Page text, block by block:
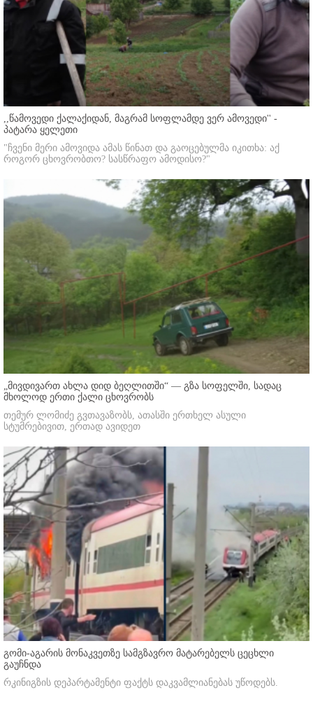
,,წამოვედი ქალაქიდან, მაგრამ სოფლამდე ვერ ამოვედი'' -
პატარა ყელეთი
"ჩვენი მერი ამოვიდა ამას წინათ და გაოცებულმა იკითხა: აქ
როგორ ცხოვრობთო? სასწრაფო ამოდისო?"
„მივდივართ ახლა დიდ ბეღლითში“ — გზა სოფელში, სადაც
მხოლოდ ერთი ქალი ცხოვრობს
თემურ ლომიძე გვთავაზობს, ათასში ერთხელ ასული
სტუმრებივით, ერთად ავიდეთ
გომი-აგარის მონაკვეთზე სამგზავრო მატარებელს ცეცხლი
გაუჩნდა
რკინიგზის დეპარტამენტი ფაქტს დაკვამლიანებას უწოდებს.